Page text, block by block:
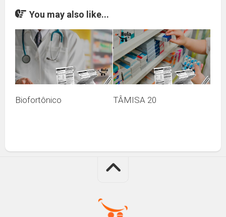
You may also like...
Biofortônico TÂMISA 20